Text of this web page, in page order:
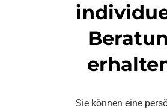
Sie können eine